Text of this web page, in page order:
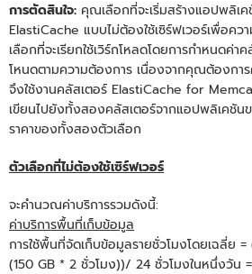
การตัดสินใจ: คุณเลือกที่จะเริ่มสร้างแอปพลิ
ElastiCache แบบไม่ต้องใช้เซิร์ฟเวอร์เพื่อค
เลือกที่จะเรียกใช้เวิร์กโหลดโดยการกําหนดค่
โหนดตามความต้องการ เนื่องจากคุณต้องกา
จึงใช้งานคลัสเตอร์ ElastiCache for
เขียนไปยังทั้งสองคลัสเตอร์จากแอปพลิเคชั
ราคาของทั้งสองตัวเลือก
ตัวเลือกที่ไม่ต้องใช้เซิร์ฟเวอร์
จะคำนวณค่าบริการรวมดังนี้:
ค่าบริการพื้นที่เก็บข้อมูล
การใช้พื้นที่จัดเก็บข้อมูลรายชั่วโมงโดยเฉลี่ย
(150 GB * 2 ชั่วโมง))/ 24 ชั่วโมงในหนึ่งวัน